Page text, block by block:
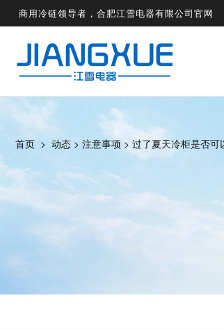
商用冷链领导者，合肥江雪电器有限公司官网
首页 > 动态 > 注意事项 > 过了夏天冷柜是否可